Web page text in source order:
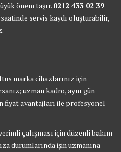
önem taşır. 0212 433 02 39
servis kaydı oluşturabilir,
marka cihazlarınız için
uzman kadro, aynı gün
fiyat avantajları ile profesyonel
çalışması için düzenli bakım
durumlarında işin uzmanına